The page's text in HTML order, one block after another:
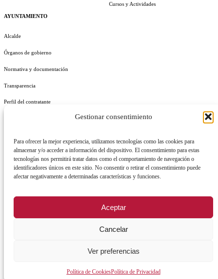
Gestionar consentimiento
Para ofrecer la mejor experiencia, utilizamos tecnologías como las cookies para
almacenar y/o acceder a información del dispositivo. El consentimiento para estas
tecnologías nos permitirá tratar datos como el comportamiento de navegación o
identificadores únicos en este sitio. No consentir o retirar el consentimiento puede
afectar negativamente a determinadas características y funciones.
Aceptar
Cancelar
Ver preferencias
Política de CookiesPolítica de Privacidad
AYUNTAMIENTO
Alcalde
Órganos de gobierno
Normativa y documentación
Transparencia
Perfil del contratante
Cursos y Actividades
REGISTRO DE ACTIVIDADES DE TRATAMIENTO